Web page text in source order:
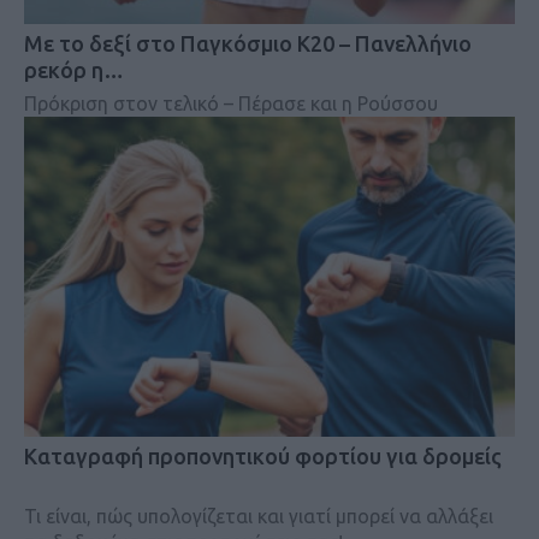
Mε το δεξί στο Παγκόσμιο Κ20 – Πανελλήνιο
ρεκόρ η…
Πρόκριση στον τελικό – Πέρασε και η Ρούσσου
Kαταγραφή προπονητικού φορτίου για δρομείς
Τι είναι, πώς υπολογίζεται και γιατί μπορεί να αλλάξει